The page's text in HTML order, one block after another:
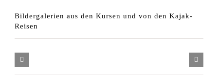
Bildergalerien aus den Kursen und von den Kajak-
Reisen